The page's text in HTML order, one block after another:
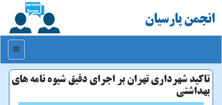
انجمن پارسیان
منو
تاکید شهرداری تهران بر اجرای دقیق شیوه نامه های
بهداشتی